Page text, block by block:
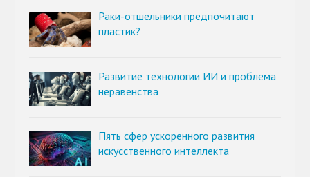
Раки-отшельники предпочитают
пластик?
Развитие технологии ИИ и проблема
неравенства
Пять сфер ускоренного развития
искусственного интеллекта